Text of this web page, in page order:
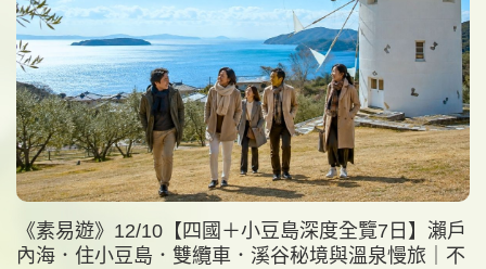
《素易遊》12/10【四國＋小豆島深度全覽7日】瀨戶
內海．住小豆島．雙纜車．溪谷秘境與溫泉慢旅｜不